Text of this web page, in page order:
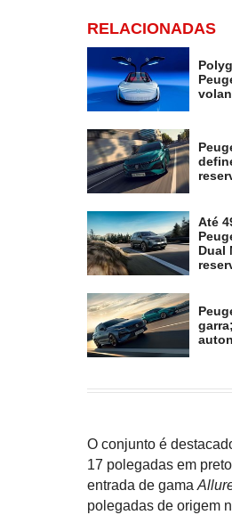
RELACIONADAS
Até
Dual
O conjunto é
17 polegadas em
entrada de gama
polegadas de origem